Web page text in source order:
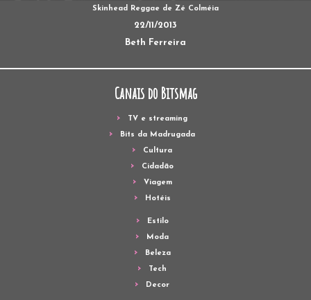
Skinhead Reggae de Zé Colméia
22/11/2013
Beth Ferreira
Canais do Bitsmag
TV e streaming
Bits da Madrugada
Cultura
Cidadão
Viagem
Hotéis
Estilo
Moda
Beleza
Tech
Decor